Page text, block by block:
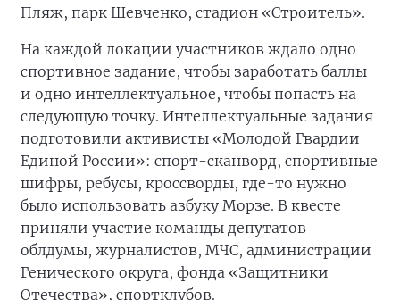
Пляж, парк Шевченко, стадион «Строитель».
На каждой локации участников ждало одно
спортивное задание, чтобы заработать баллы
и одно интеллектуальное, чтобы попасть на
следующую точку. Интеллектуальные задания
подготовили активисты «Молодой Гвардии
Единой России»: спорт-сканворд, спортивные
шифры, ребусы, кроссворды, где-то нужно
было использовать азбуку Морзе. В квесте
приняли участие команды депутатов
облдумы, журналистов, МЧС, администрации
Генического округа, фонда «Защитники
Отечества», спортклубов.